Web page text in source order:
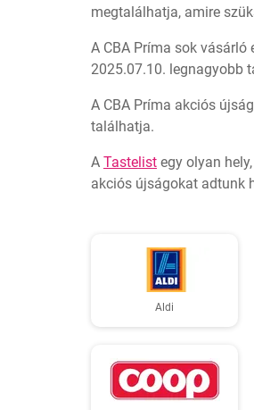
megtalálhatja, amire
A CBA Príma sok
2025.07.10. legnagyobb
A CBA Príma akciós
találhatja.
A Tastelist egy olyan
akciós újságokat adtunk
Aldi